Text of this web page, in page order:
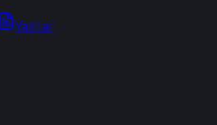
Yazılar